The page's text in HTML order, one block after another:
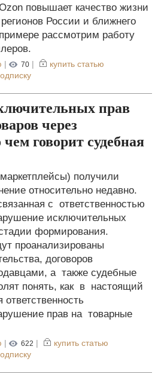
повышает качество жизни
России и ближнего
рассмотрим работу
| 70 |
купить статью
прав
через
говорит судебная
получили
относительно недавно.
с ответственностью
исключительных
формирования.
проанализированы
договоров
а также судебные
понять, как в настоящий
прав на товарные
| 622 |
купить статью